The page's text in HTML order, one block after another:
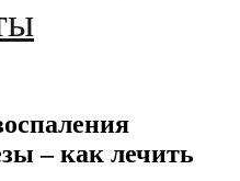
– как лечить